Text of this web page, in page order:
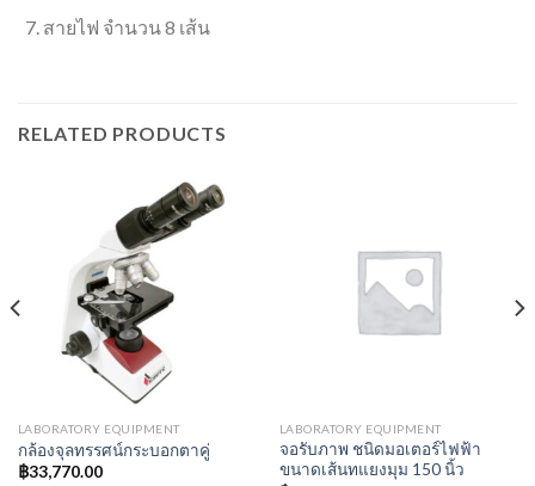
สายไฟ จำนวน 8 เส้น
RELATED PRODUCTS
LABORATORY EQUIPMENT
กล้องจุลทรรศน์กระบอกตาคู่
฿33,770.00
LABORATORY EQUIPMENT
จอรับภาพ ชนิดมอเตอร์ไฟฟ้า
ขนาดเส้นทแยงมุม 150 นิ้ว